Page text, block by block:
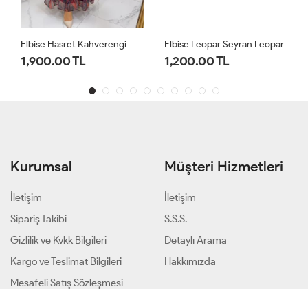
Elbise Hasret Kahverengi
1,900.00 TL
Elbise Leopar Seyran Leopar
1,200.00 TL
Kurumsal
İletişim
Sipariş Takibi
Gizlilik ve Kvkk Bilgileri
Kargo ve Teslimat Bilgileri
Mesafeli Satış Sözleşmesi
Müşteri Hizmetleri
İletişim
S.S.S.
Detaylı Arama
Hakkımızda